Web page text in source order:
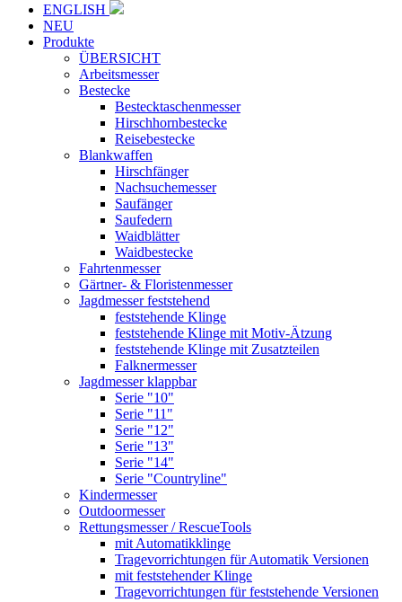
ENGLISH
NEU
Produkte
ÜBERSICHT
Arbeitsmesser
Bestecke
Bestecktaschenmesser
Hirschhornbestecke
Reisebestecke
Blankwaffen
Hirschfänger
Nachsuchemesser
Saufänger
Saufedern
Waidblätter
Waidbestecke
Fahrtenmesser
Gärtner- & Floristenmesser
Jagdmesser feststehend
feststehende Klinge
feststehende Klinge mit Motiv-Ätzung
feststehende Klinge mit Zusatzteilen
Falknermesser
Jagdmesser klappbar
Serie "10"
Serie "11"
Serie "12"
Serie "13"
Serie "14"
Serie "Countryline"
Kindermesser
Outdoormesser
Rettungsmesser / RescueTools
mit Automatikklinge
Tragevorrichtungen für Automatik Versionen
mit feststehender Klinge
Tragevorrichtungen für feststehende Versionen